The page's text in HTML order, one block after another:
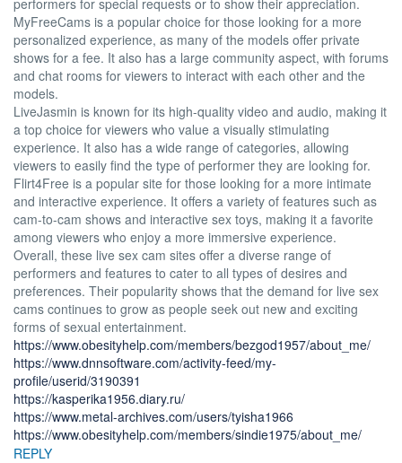
MyFreeCams is a popular choice for those looking for a more
personalized experience, as many of the models offer private
shows for a fee. It also has a large community aspect, with forums
and chat rooms for viewers to interact with each other and the
models.
LiveJasmin is known for its high-quality video and audio, making it
a top choice for viewers who value a visually stimulating
experience. It also has a wide range of categories, allowing
viewers to easily find the type of performer they are looking for.
Flirt4Free is a popular site for those looking for a more intimate
and interactive experience. It offers a variety of features such as
cam-to-cam shows and interactive sex toys, making it a favorite
among viewers who enjoy a more immersive experience.
Overall, these live sex cam sites offer a diverse range of
performers and features to cater to all types of desires and
preferences. Their popularity shows that the demand for live sex
cams continues to grow as people seek out new and exciting
forms of sexual entertainment.
https://www.obesityhelp.com/members/bezgod1957/about_me/
https://www.dnnsoftware.com/activity-feed/my-
profile/userid/3190391
https://kasperika1956.diary.ru/
https://www.metal-archives.com/users/tyisha1966
https://www.obesityhelp.com/members/sindie1975/about_me/
REPLY